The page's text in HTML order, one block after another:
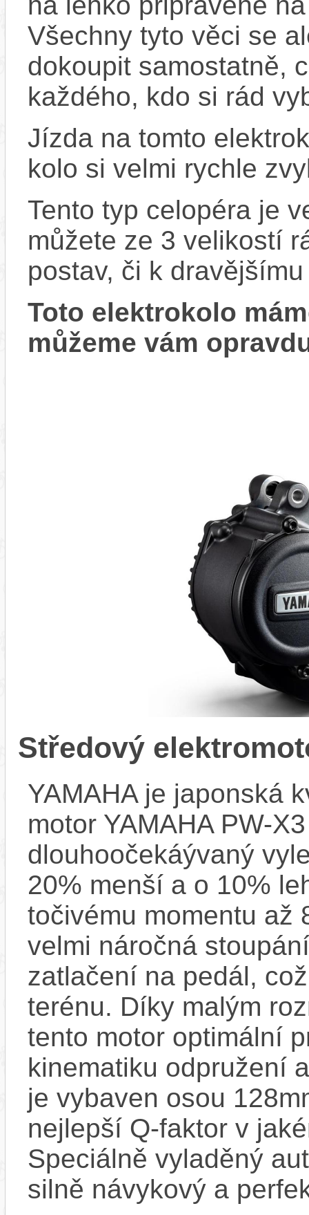
Všechny tyto věci se
dokoupit samostatně,
každého, kdo si rád
Jízda na tomto
kolo si velmi rychle
Tento typ celopéra je
můžete ze 3 velikostí
postav, či k
Toto elektrokolo
můžeme vám
Středový
YAMAHA je japonská
motor YAMAHA PW-
dlouhoočekáývaný
20% menší a o 10%
točivému momentu až
velmi náročná
zatlačení na pedál,
terénu. Díky malým
tento motor optimální
kinematiku odpružení
je vybaven osou
nejlepší Q-faktor v
Speciálně vyladěný
silně návykový a